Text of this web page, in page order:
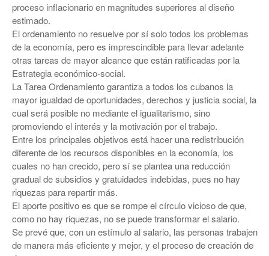
proceso inflacionario en magnitudes superiores al diseño
estimado.
El ordenamiento no resuelve por sí solo todos los problemas
de la economía, pero es imprescindible para llevar adelante
otras tareas de mayor alcance que están ratificadas por la
Estrategia económico-social.
La Tarea Ordenamiento garantiza a todos los cubanos la
mayor igualdad de oportunidades, derechos y justicia social, la
cual será posible no mediante el igualitarismo, sino
promoviendo el interés y la motivación por el trabajo.
Entre los principales objetivos está hacer una redistribución
diferente de los recursos disponibles en la economía, los
cuales no han crecido, pero sí se plantea una reducción
gradual de subsidios y gratuidades indebidas, pues no hay
riquezas para repartir más.
El aporte positivo es que se rompe el círculo vicioso de que,
como no hay riquezas, no se puede transformar el salario.
Se prevé que, con un estímulo al salario, las personas trabajen
de manera más eficiente y mejor, y el proceso de creación de